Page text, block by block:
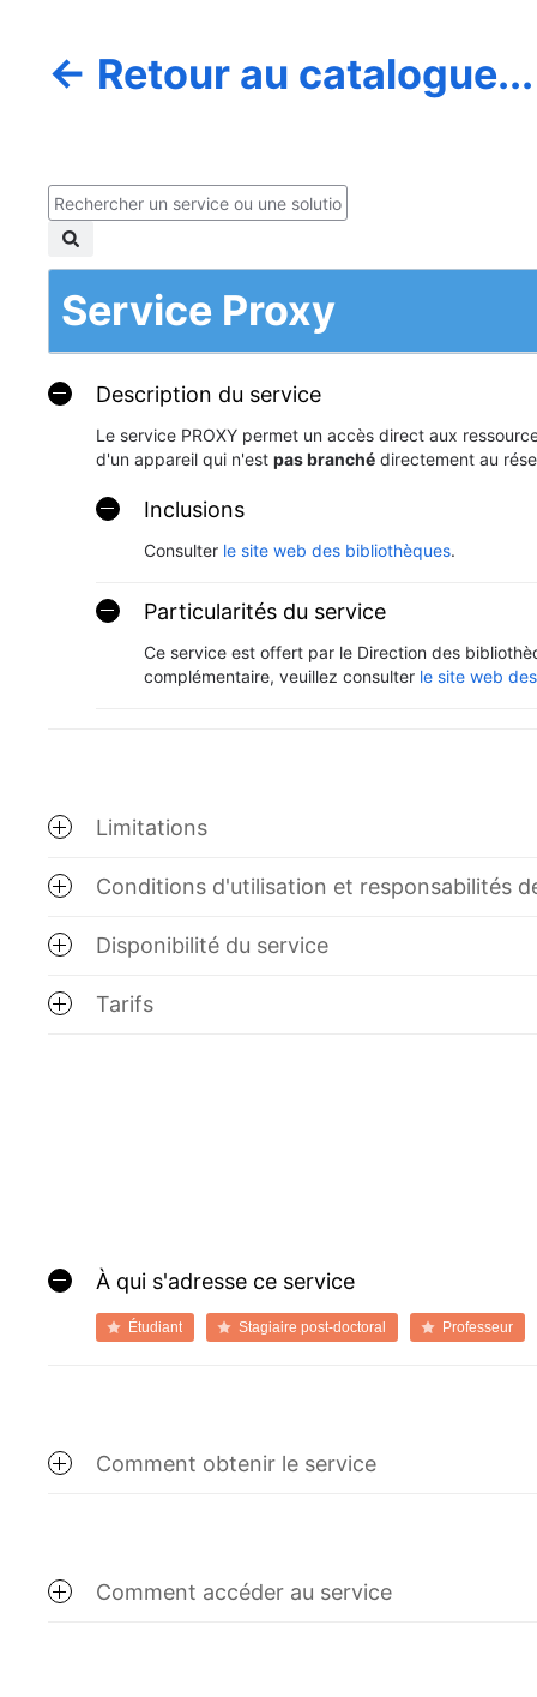
← Retour au catalogue...
Service Proxy
Description du service
Le service PROXY permet un accès direct aux
d'un appareil qui n'est pas branché directement au
Inclusions
Consulter le site web des bibliothèques.
Particularités du service
Ce service est offert par le Direction des
complémentaire, veuillez consulter le site web
Limitations
Conditions d'utilisation et responsabilités
Disponibilité du service
Tarifs
À qui s'adresse ce service
Étudiant Stagiaire post-doctoral Professeur
Comment obtenir le service
Comment accéder au service